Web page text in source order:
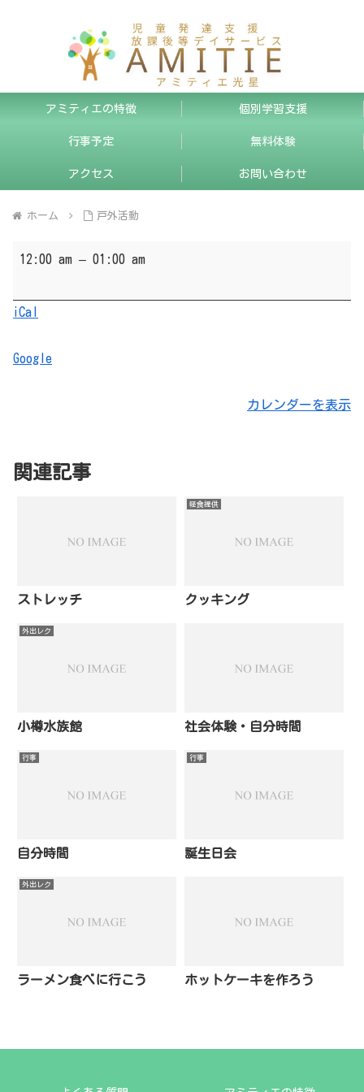
アミティエの特徴 個別学習支援
行事予定 無料体験
アクセス お問い合わせ
ホーム 戸外活動
戸
活
動
12:00 am – 01:00 am
iCal
Google
カレンダーを表示
関連記事
ストレッチ
軽食提供
クッキング
外出レク
小樽水族館 社会体験・自分時間
行事
自分時間
行事
誕生日会
外出レク
ラーメン食べに行こう ホットケーキを作ろう